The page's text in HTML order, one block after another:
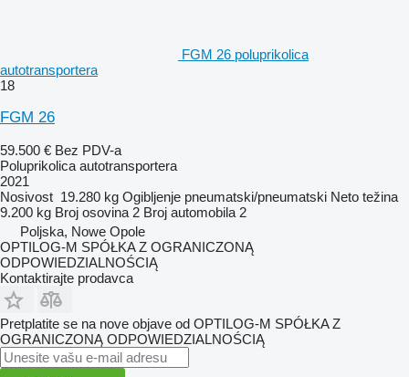
FGM 26 poluprikolica
autotransportera
18
FGM 26
59.500 € Bez PDV-a
Poluprikolica autotransportera
2021
Nosivost 19.280 kg Ogibljenje pneumatski/pneumatski Neto težina
9.200 kg Broj osovina 2 Broj automobila 2
Poljska, Nowe Opole
OPTILOG-M SPÓŁKA Z OGRANICZONĄ
ODPOWIEDZIALNOŚCIĄ
Kontaktirajte prodavca
Pretplatite se na nove objave od OPTILOG-M SPÓŁKA Z
OGRANICZONĄ ODPOWIEDZIALNOŚCIĄ